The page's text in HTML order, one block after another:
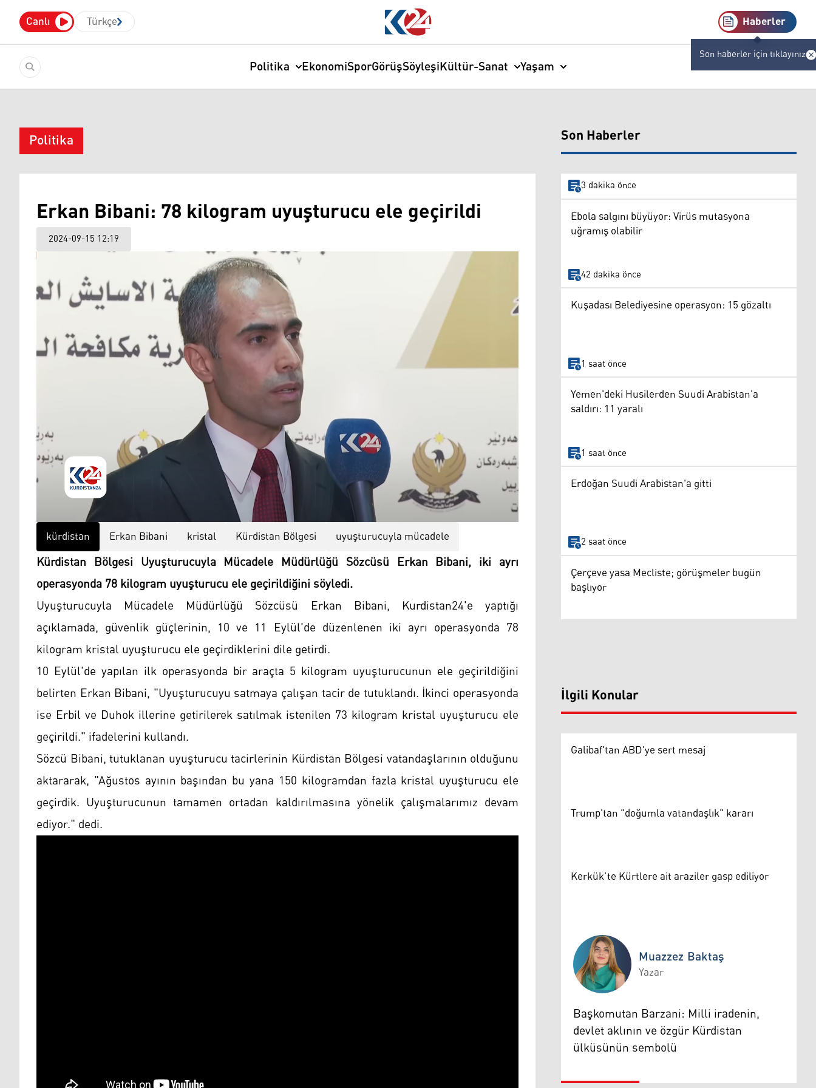
Canlı Türkçe Haberler
Son haberler için tıklayınız
Politika EkonomiSporGörüşSöyleşiKültür-Sanat Yaşam
Politika
Erkan Bibani: 78 kilogram uyuşturucu ele geçirildi
2024-09-15 12:19
kürdistan Erkan Bibani kristal Kürdistan Bölgesi uyuşturucuyla mücadele
Kürdistan Bölgesi Uyuşturucuyla Mücadele Müdürlüğü Sözcüsü Erkan Bibani, iki ayrı
operasyonda 78 kilogram uyuşturucu ele geçirildiğini söyledi.
Uyuşturucuyla Mücadele Müdürlüğü Sözcüsü Erkan Bibani, Kurdistan24'e yaptığı
açıklamada, güvenlik güçlerinin, 10 ve 11 Eylül'de düzenlenen iki ayrı operasyonda 78
kilogram kristal uyuşturucu ele geçirdiklerini dile getirdi.
10 Eylül'de yapılan ilk operasyonda bir araçta 5 kilogram uyuşturucunun ele geçirildiğini
belirten Erkan Bibani, "Uyuşturucuyu satmaya çalışan tacir de tutuklandı. İkinci operasyonda
ise Erbil ve Duhok illerine getirilerek satılmak istenilen 73 kilogram kristal uyuşturucu ele
geçirildi." ifadelerini kullandı.
Sözcü Bibani, tutuklanan uyuşturucu tacirlerinin Kürdistan Bölgesi vatandaşlarının olduğunu
aktararak, "Ağustos ayının başından bu yana 150 kilogramdan fazla kristal uyuşturucu ele
geçirdik. Uyuşturucunun tamamen ortadan kaldırılmasına yönelik çalışmalarımız devam
ediyor." dedi.
Son Haberler
3 dakika önce
Ebola salgını büyüyor: Virüs mutasyona
uğramış olabilir
42 dakika önce
Kuşadası Belediyesine operasyon: 15 gözaltı
1 saat önce
Yemen'deki Husilerden Suudi Arabistan'a
saldırı: 11 yaralı
1 saat önce
Erdoğan Suudi Arabistan'a gitti
2 saat önce
Çerçeve yasa Mecliste; görüşmeler bugün
başlıyor
İlgili Konular
Galibaf'tan ABD'ye sert mesaj
Trump'tan "doğumla vatandaşlık" kararı
Kerkük’te Kürtlere ait araziler gasp ediliyor
Muazzez Baktaş
Muazzez Baktaş
Yazar
Başkomutan Barzani: Milli iradenin,
devlet aklının ve özgür Kürdistan
ülküsünün sembolü